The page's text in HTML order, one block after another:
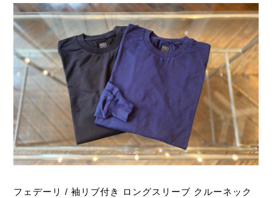
フェデーリ / 袖リブ付き ロングスリーブ クルーネック